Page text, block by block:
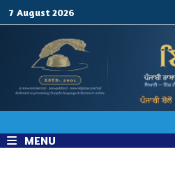
7 August 2026
MENU